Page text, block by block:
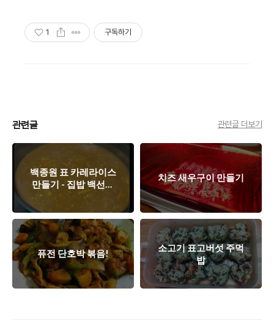
딱 비우게 하는 곳
1 구독하기
관련글 관련글 더보기
백종원 표 카레라이스
만들기 - 집밥 백선생
실제로 적용해보기
치즈 새우구이 만들기
퓨전 단호박 볶음!
소고기 표고버섯 주먹
밥